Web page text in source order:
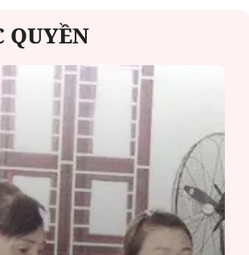
QUYỀN